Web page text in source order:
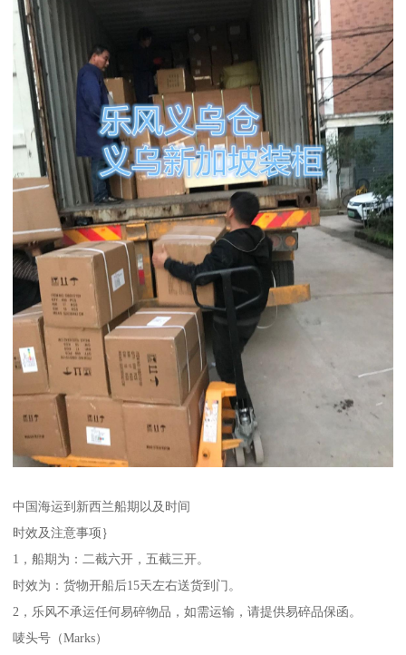
中国海运到新西兰船期以及时间
时效及注意事项｝
1，船期为：二截六开，五截三开。
时效为：货物开船后15天左右送货到门。
2，乐风不承运任何易碎物品，如需运输，请提供易碎品保函。
唛头号（Marks）